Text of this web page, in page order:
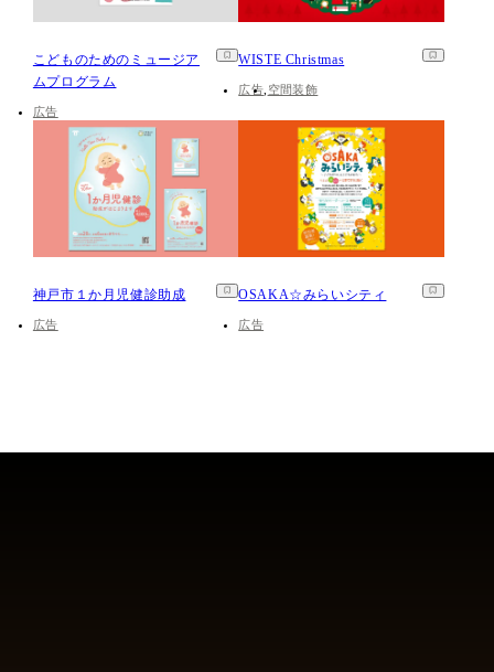
こどものためのミュージア
ムプログラム
広告
WISTE Christmas
広告 空間装飾
神戸市１か月児健診助成
広告
OSAKA☆みらいシティ
広告